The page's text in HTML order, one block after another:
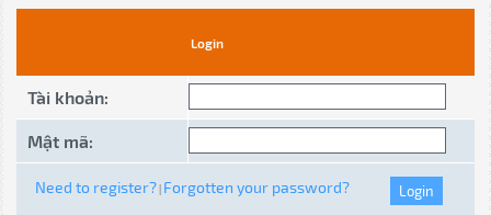
Login
Tài khoản:
Mật mã:
Need to register? Forgotten your password?